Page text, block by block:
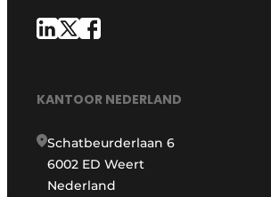
KANTOOR NEDERLAND
Schatbeurderlaan 6
6002 ED Weert
Nederland